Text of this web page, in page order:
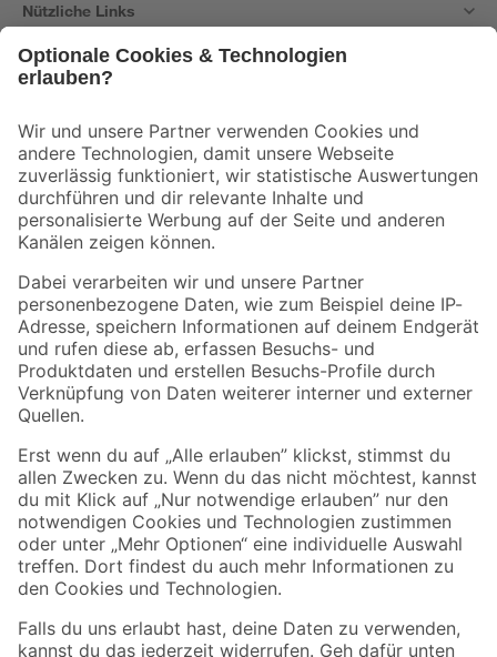
Nützliche Links
Der toom Newsletter: Keine Angebote und Aktionen mehr verpassen!
Zur Newsletter Anmeldung
Folge uns
Zahlungsarten Versandarten
Sicher einkaufen
Jetzt die toom-App herunterladen